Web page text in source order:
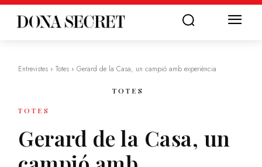
Entrevistes Totes Gerard de la Casa, un campió amb experiència
TOTES
TOTES
Gerard de la Casa, un